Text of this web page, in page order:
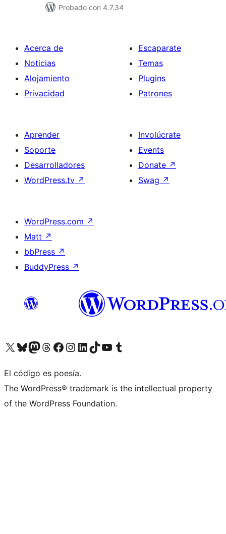
Probado con 4.7.34
Acerca de
Noticias
Alojamiento
Privacidad
Escaparate
Temas
Plugins
Patrones
Aprender
Soporte
Desarrolladores
WordPress.tv ↗
Involúcrate
Events
Donate ↗
Swag ↗
WordPress.com ↗
Matt ↗
bbPress ↗
BuddyPress ↗
Visit our X (formerly Twitter) account
Visit our Bluesky account
Visit our Mastodon account
Visit our Threads account
Visita nuestra página de Facebook
Visita nuestra cuenta de Instagram
Visita nuestra cuenta de LinkedIn
Visit our TikTok account
Visita nuestro canal de YouTube
Visit our Tumblr account
El código es poesía.
The WordPress® trademark is the intellectual property
of the WordPress Foundation.